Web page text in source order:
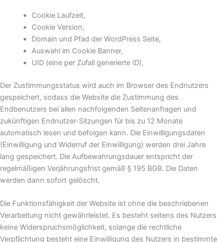
Cookie Laufzeit,
Cookie Version,
Domain und Pfad der WordPress Seite,
Auswahl im Cookie Banner,
UID (eine per Zufall generierte ID),
Der Zustimmungsstatus wird auch im Browser des Endnutzers
gespeichert, sodass die Website die Zustimmung des
Endbenutzers bei allen nachfolgenden Seitenanfragen und
zukünftigen Endnutzer-Sitzungen für bis zu 12 Monate
automatisch lesen und befolgen kann. Die Einwilligungsdaten
(Einwilligung und Widerruf der Einwilligung) werden drei Jahre
lang gespeichert. Die Aufbewahrungsdauer entspricht der
regelmäßigen Verjährungsfrist gemäß § 195 BGB. Die Daten
werden dann sofort gelöscht.
Die Funktionsfähigkeit der Website ist ohne die beschriebenen
Verarbeitung nicht gewährleistet. Es besteht seitens des Nutzers
keine Widerspruchsmöglichkeit, solange die rechtliche
Verpflichtung besteht eine Einwilligung des Nutzers in bestimmte